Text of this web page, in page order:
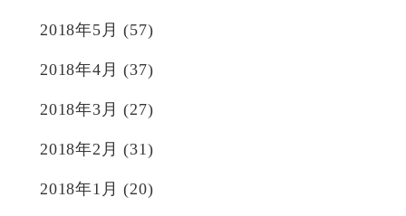
2018年5月 (57)
2018年4月 (37)
2018年3月 (27)
2018年2月 (31)
2018年1月 (20)